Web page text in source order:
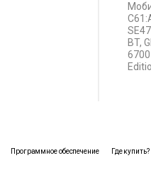
BT,
Программное обеспечение Где купить?